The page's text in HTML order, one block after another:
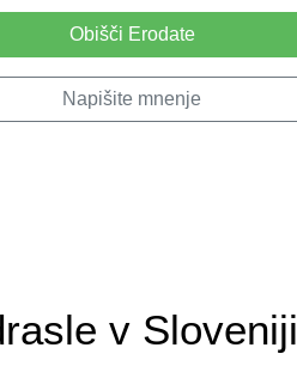
Obišči Erodate
Napišite mnenje
v Sloveniji